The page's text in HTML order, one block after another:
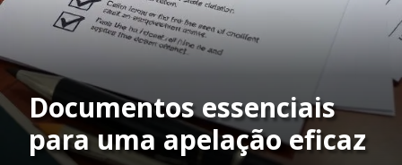
Documentos essenciais
para uma apelação eficaz